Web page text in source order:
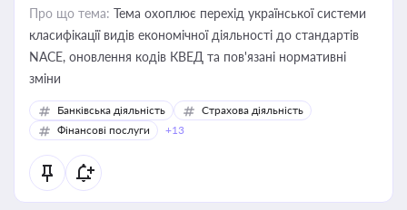
Про що тема: Тема охоплює перехід української системи
класифікації видів економічної діяльності до стандартів
NACE, оновлення кодів КВЕД та пов'язані нормативні
зміни
Банківська діяльність
Страхова діяльність
Фінансові послуги
+13